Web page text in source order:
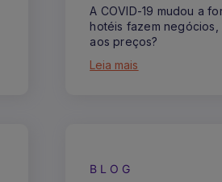
A COVID-19 mudou a
hotéis fazem negócios,
aos preços?
Leia mais
BLOG